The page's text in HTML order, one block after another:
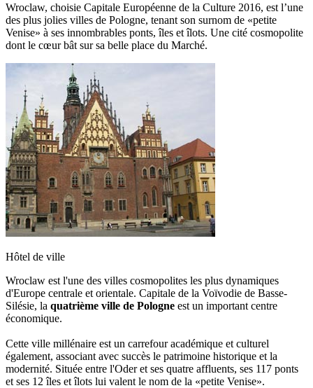
Wroclaw, choisie Capitale Européenne de la Culture 2016, est l’une
des plus jolies villes de Pologne, tenant son surnom de «petite
Venise» à ses innombrables ponts, îles et îlots. Une cité cosmopolite
dont le cœur bât sur sa belle place du Marché.
Hôtel de ville
Wroclaw est l'une des villes cosmopolites les plus dynamiques
d'Europe centrale et orientale. Capitale de la Voïvodie de Basse-
Silésie, la quatrième ville de Pologne est un important centre
économique.
Cette ville millénaire est un carrefour académique et culturel
également, associant avec succès le patrimoine historique et la
modernité. Située entre l'Oder et ses quatre affluents, ses 117 ponts
et ses 12 îles et îlots lui valent le nom de la «petite Venise».